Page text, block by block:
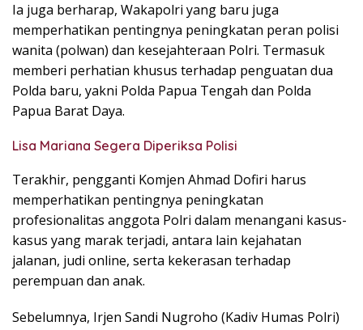
Ia juga berharap, Wakapolri yang baru juga
memperhatikan pentingnya peningkatan peran polisi
wanita (polwan) dan kesejahteraan Polri. Termasuk
memberi perhatian khusus terhadap penguatan dua
Polda baru, yakni Polda Papua Tengah dan Polda
Papua Barat Daya.
Lisa Mariana Segera Diperiksa Polisi
Terakhir, pengganti Komjen Ahmad Dofiri harus
memperhatikan pentingnya peningkatan
profesionalitas anggota Polri dalam menangani kasus-
kasus yang marak terjadi, antara lain kejahatan
jalanan, judi online, serta kekerasan terhadap
perempuan dan anak.
Sebelumnya, Irjen Sandi Nugroho (Kadiv Humas Polri)